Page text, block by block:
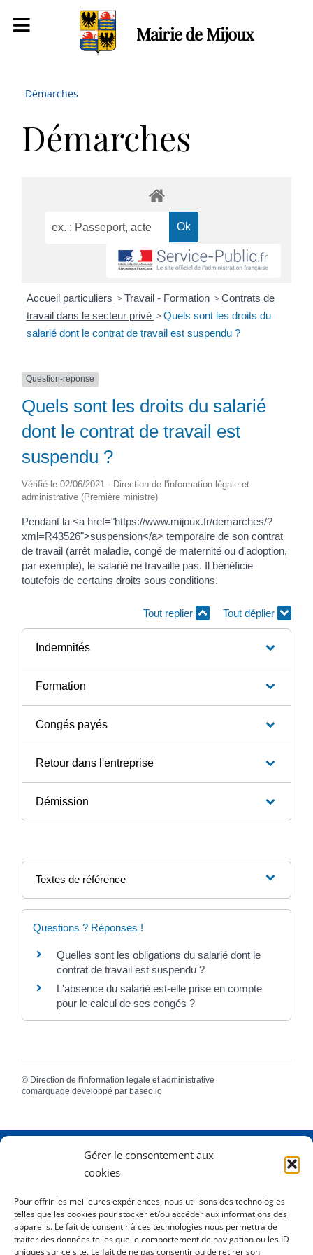
Gérer le consentement aux
cookies
Pour offrir les meilleures expériences, nous utilisons des technologies
telles que les cookies pour stocker et/ou accéder aux informations des
appareils. Le fait de consentir à ces technologies nous permettra de
traiter des données telles que le comportement de navigation ou les ID
uniques sur ce site. Le fait de ne pas consentir ou de retirer son
Mairie de Mijoux
Démarches
Démarches
Accueil particuliers > Travail - Formation > Contrats de
travail dans le secteur privé > Quels sont les droits du
salarié dont le contrat de travail est suspendu ?
Question-réponse
Quels sont les droits du salarié
dont le contrat de travail est
suspendu ?
Vérifié le 02/06/2021 - Direction de l'information légale et
administrative (Première ministre)
Pendant la <a href="https://www.mijoux.fr/demarches/?
xml=R43526">suspension</a> temporaire de son contrat
de travail (arrêt maladie, congé de maternité ou d'adoption,
par exemple), le salarié ne travaille pas. Il bénéficie
toutefois de certains droits sous conditions.
Tout replier Tout déplier
Indemnités
Formation
Congés payés
Retour dans l'entreprise
Démission
Textes de référence
Questions ? Réponses !
Quelles sont les obligations du salarié dont le
contrat de travail est suspendu ?
L'absence du salarié est-elle prise en compte
pour le calcul de ses congés ?
© Direction de l'information légale et administrative
comarquage developpé par baseo.io
2 Rue Dame Pernette
Horaires
Lundi de 8h15 à 12h
Mardi de 8h15 à 12h